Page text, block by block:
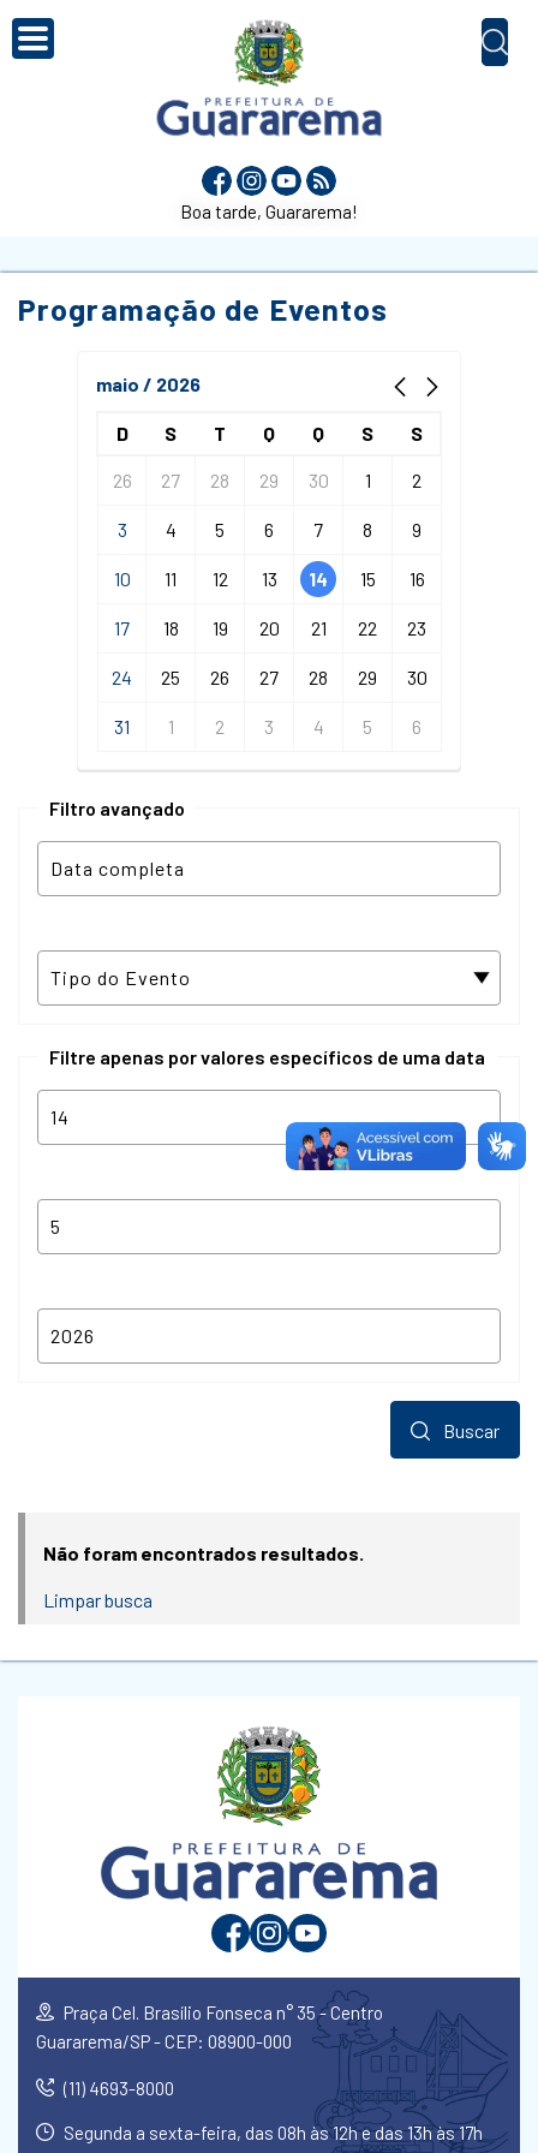
Boa tarde, Guararema!
Programação de Eventos
maio / 2026
D S T Q Q S S
26 27 28 29 30 1 2
3 4 5 6 7 8 9
10 11 12 13 14 15 16
17 18 19 20 21 22 23
24 25 26 27 28 29 30
31 1 2 3 4 5 6
Filtro avançado
Filtre apenas por valores específicos de uma data
Buscar
Não foram encontrados resultados.
Limpar busca
Praça Cel. Brasílio Fonseca n° 35 - Centro
Guararema/SP - CEP: 08900-000
(11) 4693-8000
Segunda a sexta-feira, das 08h às 12h e das 13h às 17h